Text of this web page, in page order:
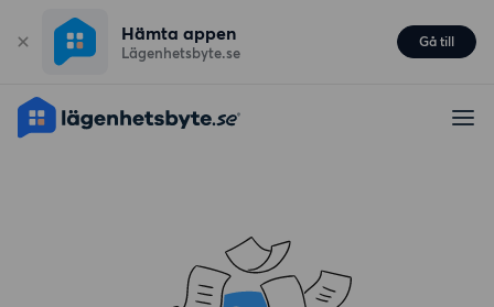
Hämta appen
Lägenhetsbyte.se
Gå till